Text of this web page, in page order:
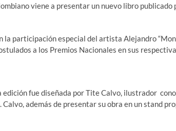
viene a presentar un nuevo libro publicado
la participación especial del artista Alejandro
a los Premios Nacionales en sus
edición fue diseñada por Tite Calvo, ilustrador
además de presentar su obra en un stand